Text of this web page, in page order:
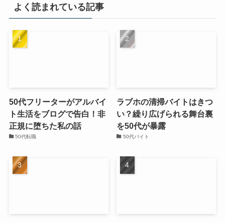
よく読まれている記事
50代フリーターがアルバイ
ト生活をブログで告白！非
正規に堕ちた私の話
50代転職
ラブホの清掃バイトはきつ
い？繰り広げられる舞台裏
を50代が暴露
50代バイト